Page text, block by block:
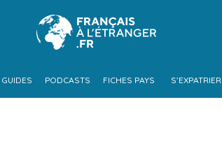
GUIDES PODCASTS FICHES PAYS S’EXPATRIER